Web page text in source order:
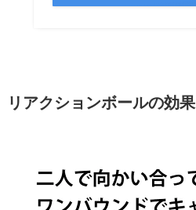
リアクションボールの効果